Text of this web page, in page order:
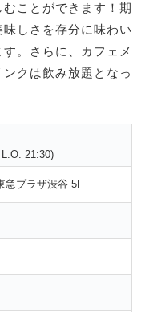
ことができます！期
しさを存分に味わい
。さらに、カフェメ
クは飲み放題となっ
21:30)
急プラザ渋谷 5F